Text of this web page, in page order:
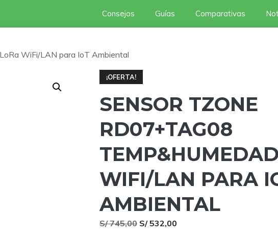
Consejos Guías Comparativas
WiFi/LAN para IoT Ambiental
¡OFERTA!
SENSOR TZONE
RD07+TAG08
WIFI/LAN PARA
AMBIENTAL
S/745,00 El
S/532,00El